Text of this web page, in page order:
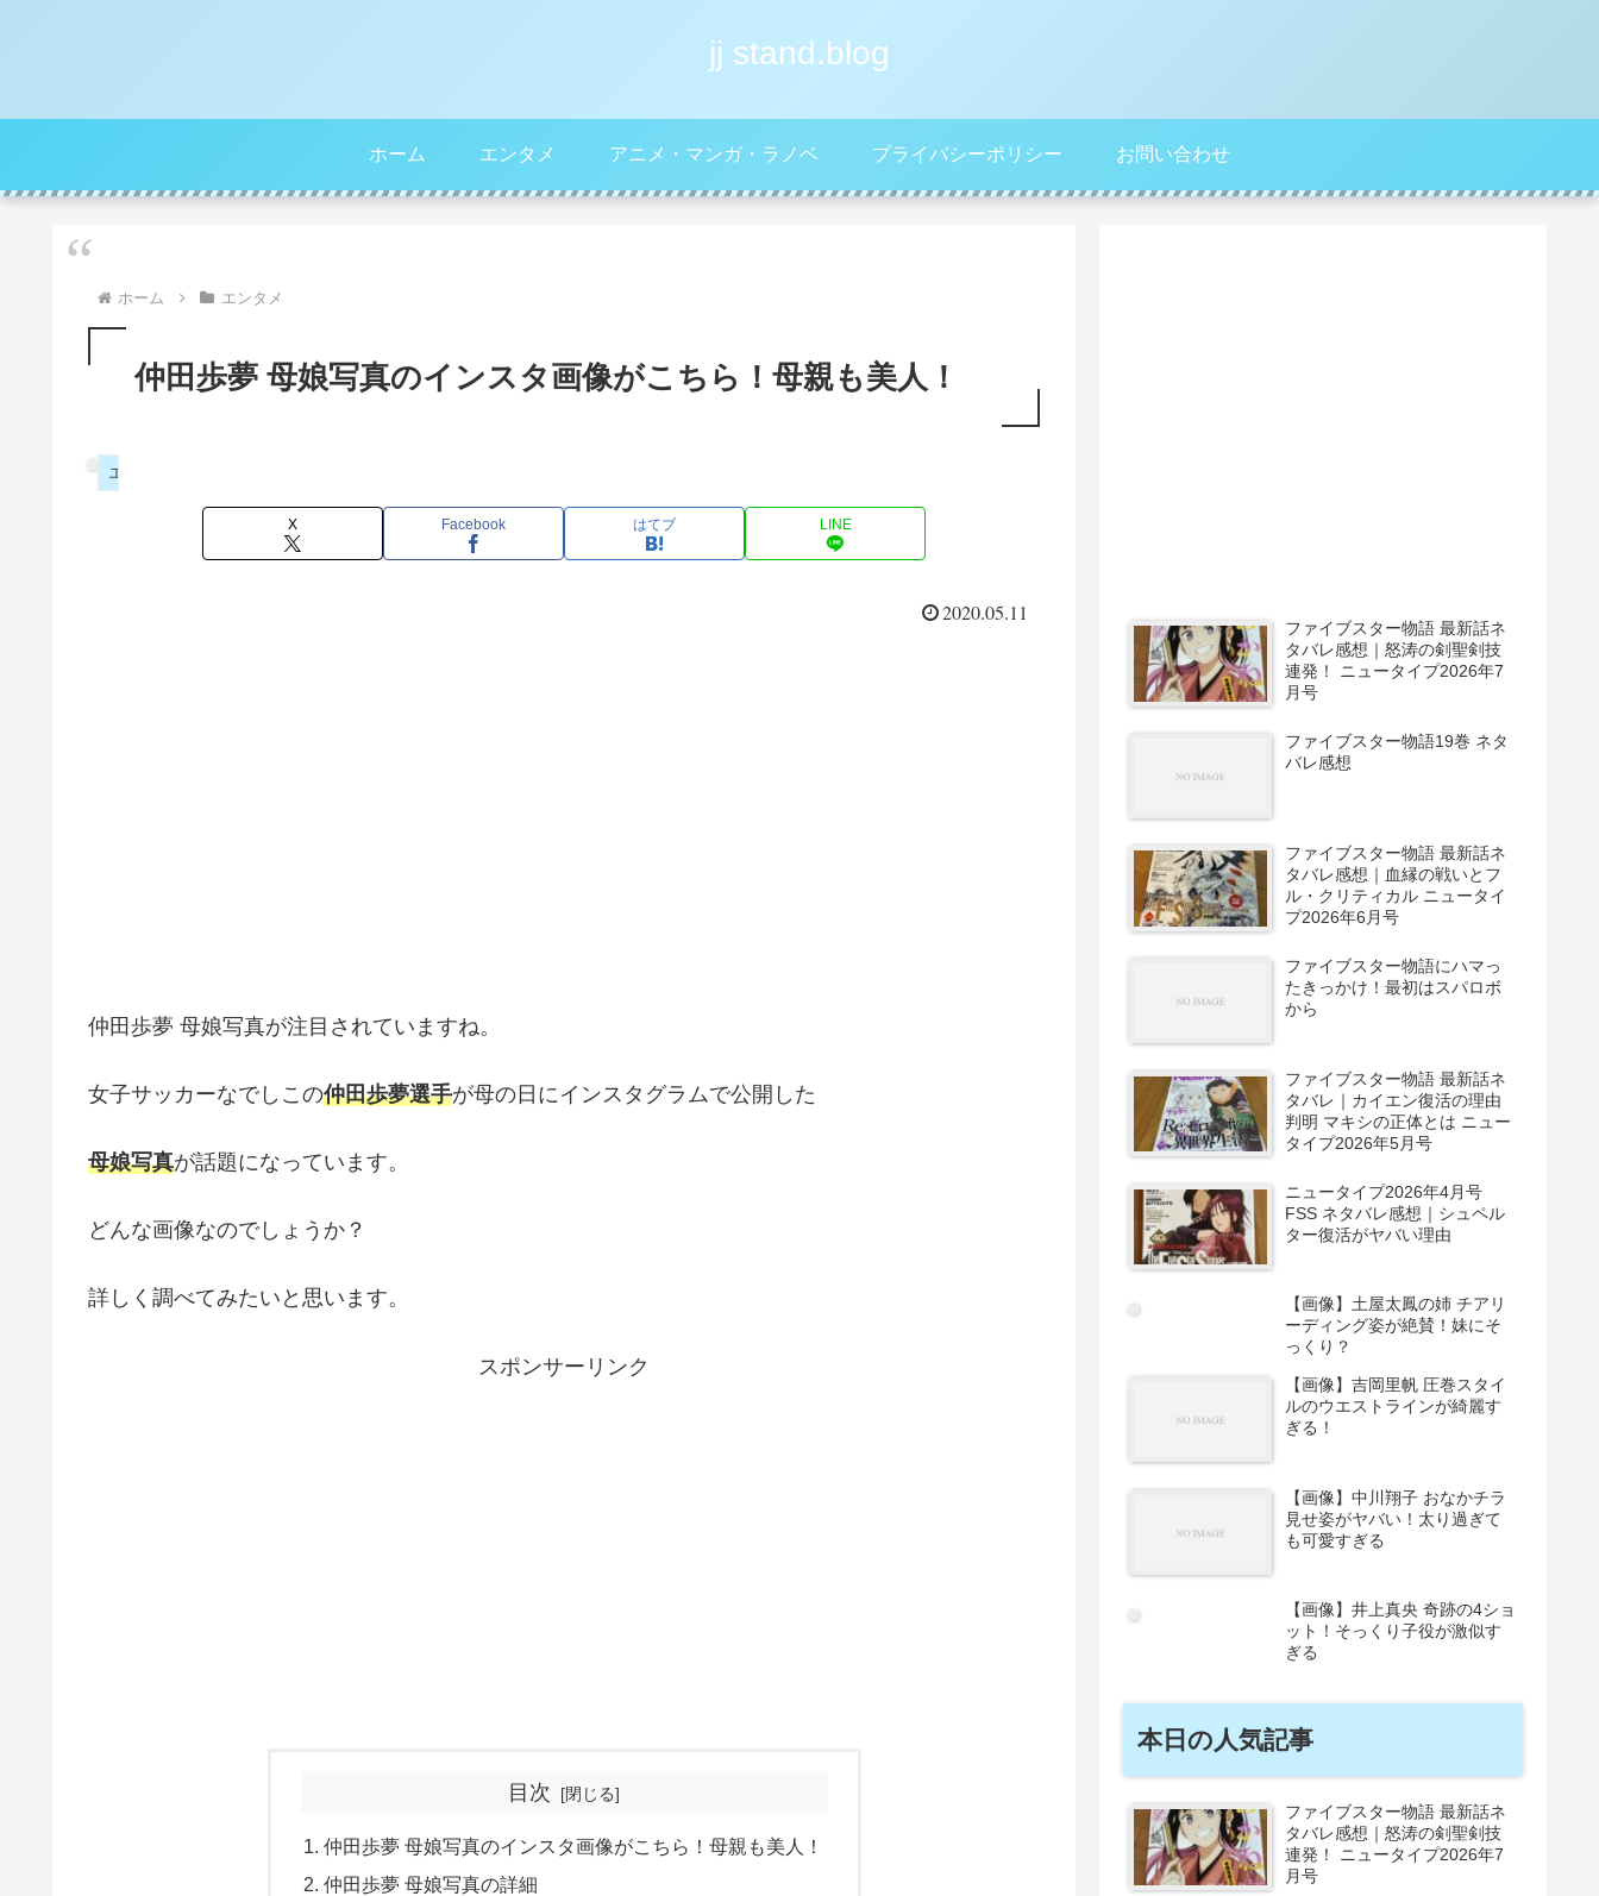
jj stand.blog
ホーム エンタメ アニメ・マンガ・ラノベ プライバシーポリシー お問い合わせ
ホーム エンタメ
仲田歩夢 母娘写真のインスタ画像がこちら！母親も美人！
エンタメ
X Facebook はてブ LINE
2020.05.11
仲田歩夢 母娘写真が注目されていますね。
女子サッカーなでしこの仲田歩夢選手が母の日にインスタグラムで公開した
母娘写真が話題になっています。
どんな画像なのでしょうか？
詳しく調べてみたいと思います。
スポンサーリンク
目次
仲田歩夢 母娘写真のインスタ画像がこちら！母親も美人！
仲田歩夢 母娘写真の詳細
ファイブスター物語 最新話ネ
タバレ感想｜怒涛の剣聖剣技
連発！ ニュータイプ2026年7
月号
ファイブスター物語19巻 ネタ
バレ感想
ファイブスター物語 最新話ネ
タバレ感想｜血縁の戦いとフ
ル・クリティカル ニュータイ
プ2026年6月号
ファイブスター物語にハマっ
たきっかけ！最初はスパロボ
から
ファイブスター物語 最新話ネ
タバレ｜カイエン復活の理由
判明 マキシの正体とは ニュー
タイプ2026年5月号
ニュータイプ2026年4月号
FSS ネタバレ感想｜シュペル
ター復活がヤバい理由
【画像】土屋太鳳の姉 チアリ
ーディング姿が絶賛！妹にそ
っくり？
【画像】吉岡里帆 圧巻スタイ
ルのウエストラインが綺麗す
ぎる！
【画像】中川翔子 おなかチラ
見せ姿がヤバい！太り過ぎて
も可愛すぎる
【画像】井上真央 奇跡の4ショ
ット！そっくり子役が激似す
ぎる
本日の人気記事
ファイブスター物語 最新話ネ
タバレ感想｜怒涛の剣聖剣技
連発！ ニュータイプ2026年7
月号